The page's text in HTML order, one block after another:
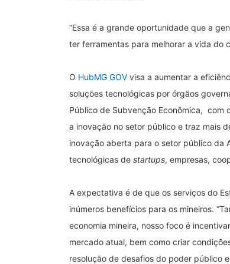
“Essa é a grande oportunidade que a
ter ferramentas para melhorar a vida do
O HubMG GOV visa a aumentar a
soluções tecnológicas por órgãos
Público de Subvenção Econômica, com
a inovação no setor público e traz mais
inovação aberta para o setor público da
tecnológicas de startups, empresas,
A expectativa é de que os serviços do
inúmeros benefícios para os mineiros.
economia mineira, nosso foco é
mercado atual, bem como criar
resolução de desafios do poder público